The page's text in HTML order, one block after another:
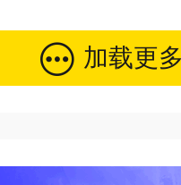
加载更